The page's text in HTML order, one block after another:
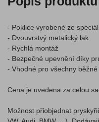
- Poklice vyrobené ze
- Dvouvrstvý metalický lak
- Rychlá montáž
- Bezpečné upevnění díky
- Vhodné pro všechny běžné
Cena je uvedena za celou
Možnost přiobjednat